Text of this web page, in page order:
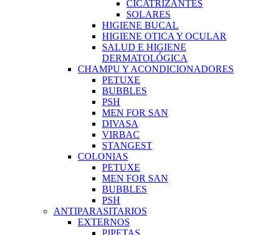
CICATRIZANTES
SOLARES
HIGIENE BUCAL
HIGIENE OTICA Y OCULAR
SALUD E HIGIENE
DERMATOLÓGICA
CHAMPU Y ACONDICIONADORES
PETUXE
BUBBLES
PSH
MEN FOR SAN
DIVASA
VIRBAC
STANGEST
COLONIAS
PETUXE
MEN FOR SAN
BUBBLES
PSH
ANTIPARASITARIOS
EXTERNOS
PIPETAS